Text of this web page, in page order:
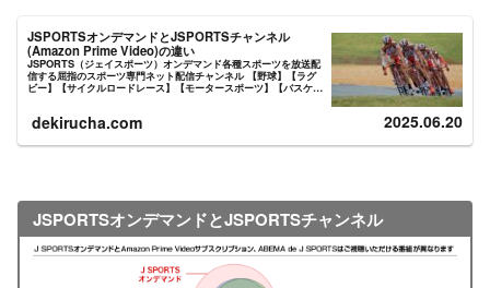
JSPORTSオンデマンドとJSPORTSチャンネル
(Amazon Prime Video)の違い
JSPORTS（ジェイスポーツ）オンデマンド各種スポーツを放送配
信する屈指のスポーツ専門ネット配信チャンネル 【野球】【ラグ
ビー】【サイクルロードレース】【モータースポーツ】【バスケッ
dekirucha.com 2025.06.20
JSPORTSオンデマンドとJSPORTSチャンネル